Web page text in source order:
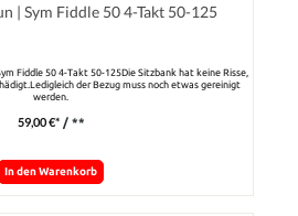
| Sym Fiddle 50 4-Takt 50-125
Fiddle 50 4-Takt 50-125Die Sitzbank hat keine Risse,
der Bezug muss noch etwas gereinigt
werden.
59,00 €* / **
In den Warenkorb